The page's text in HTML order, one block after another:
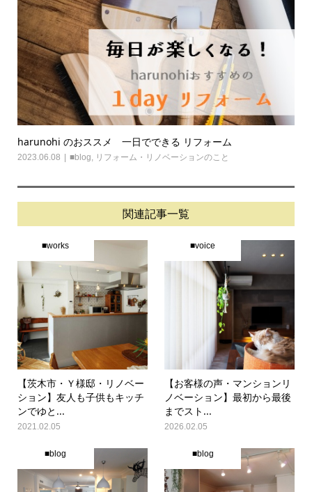
harunohi のおススメ 一日でできる リフォーム
2023.06.08 ■blog リフォーム・リノベーションのこと
関連記事一覧
■works
【茨木市・Ｙ様邸・リノベー
ション】友人も子供もキッチ
ンでゆと...
2021.02.05
■voice
【お客様の声・マンションリ
ノベーション】最初から最後
までスト...
2026.02.05
■blog ■blog